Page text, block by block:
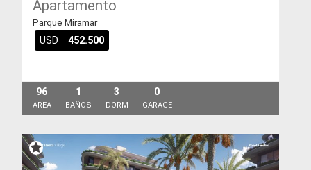
Apartamento
Parque Miramar
USD 452.500
96
AREA
1
BAÑOS
3
DORM
0
GARAGE